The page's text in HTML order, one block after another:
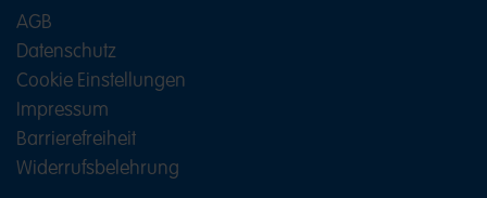
AGB
Datenschutz
Cookie Einstellungen
Impressum
Barrierefreiheit
Widerrufsbelehrung